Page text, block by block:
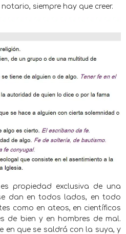
siempre hay que creer.
propiedad exclusiva de una
dan en todos lados, en todo
como en ateos, en científicos
de bien y en hombres de mal.
en que se saldrá con la suya, y